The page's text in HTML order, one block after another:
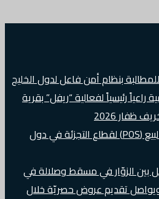
بنظام أمن فاعل لدول الخليج
راعياً رئيسياً لفعالية “ريفل” بقرية
2026
زوهو تطلق حل نقاط البيع (POS) لقطاع التجزئة في دول
بين الزوّار في مسقط وصلالة في
ويواصل تقديم عروض حصريّة خلال